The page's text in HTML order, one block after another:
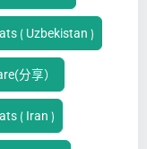
⟮ Uzbekistan ⟯
分享）
⟮ Iran ⟯